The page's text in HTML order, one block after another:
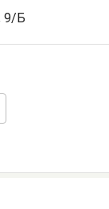
9/Б